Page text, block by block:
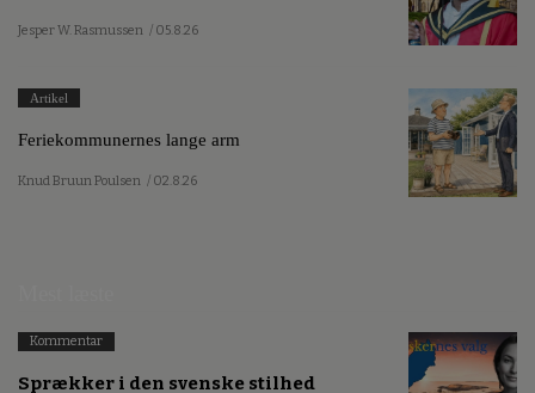
Jesper W. Rasmussen / 05.8.26
Artikel
Feriekommunernes lange arm
Knud Bruun Poulsen / 02.8.26
Kommentar
Sprækker i den svenske stilhed